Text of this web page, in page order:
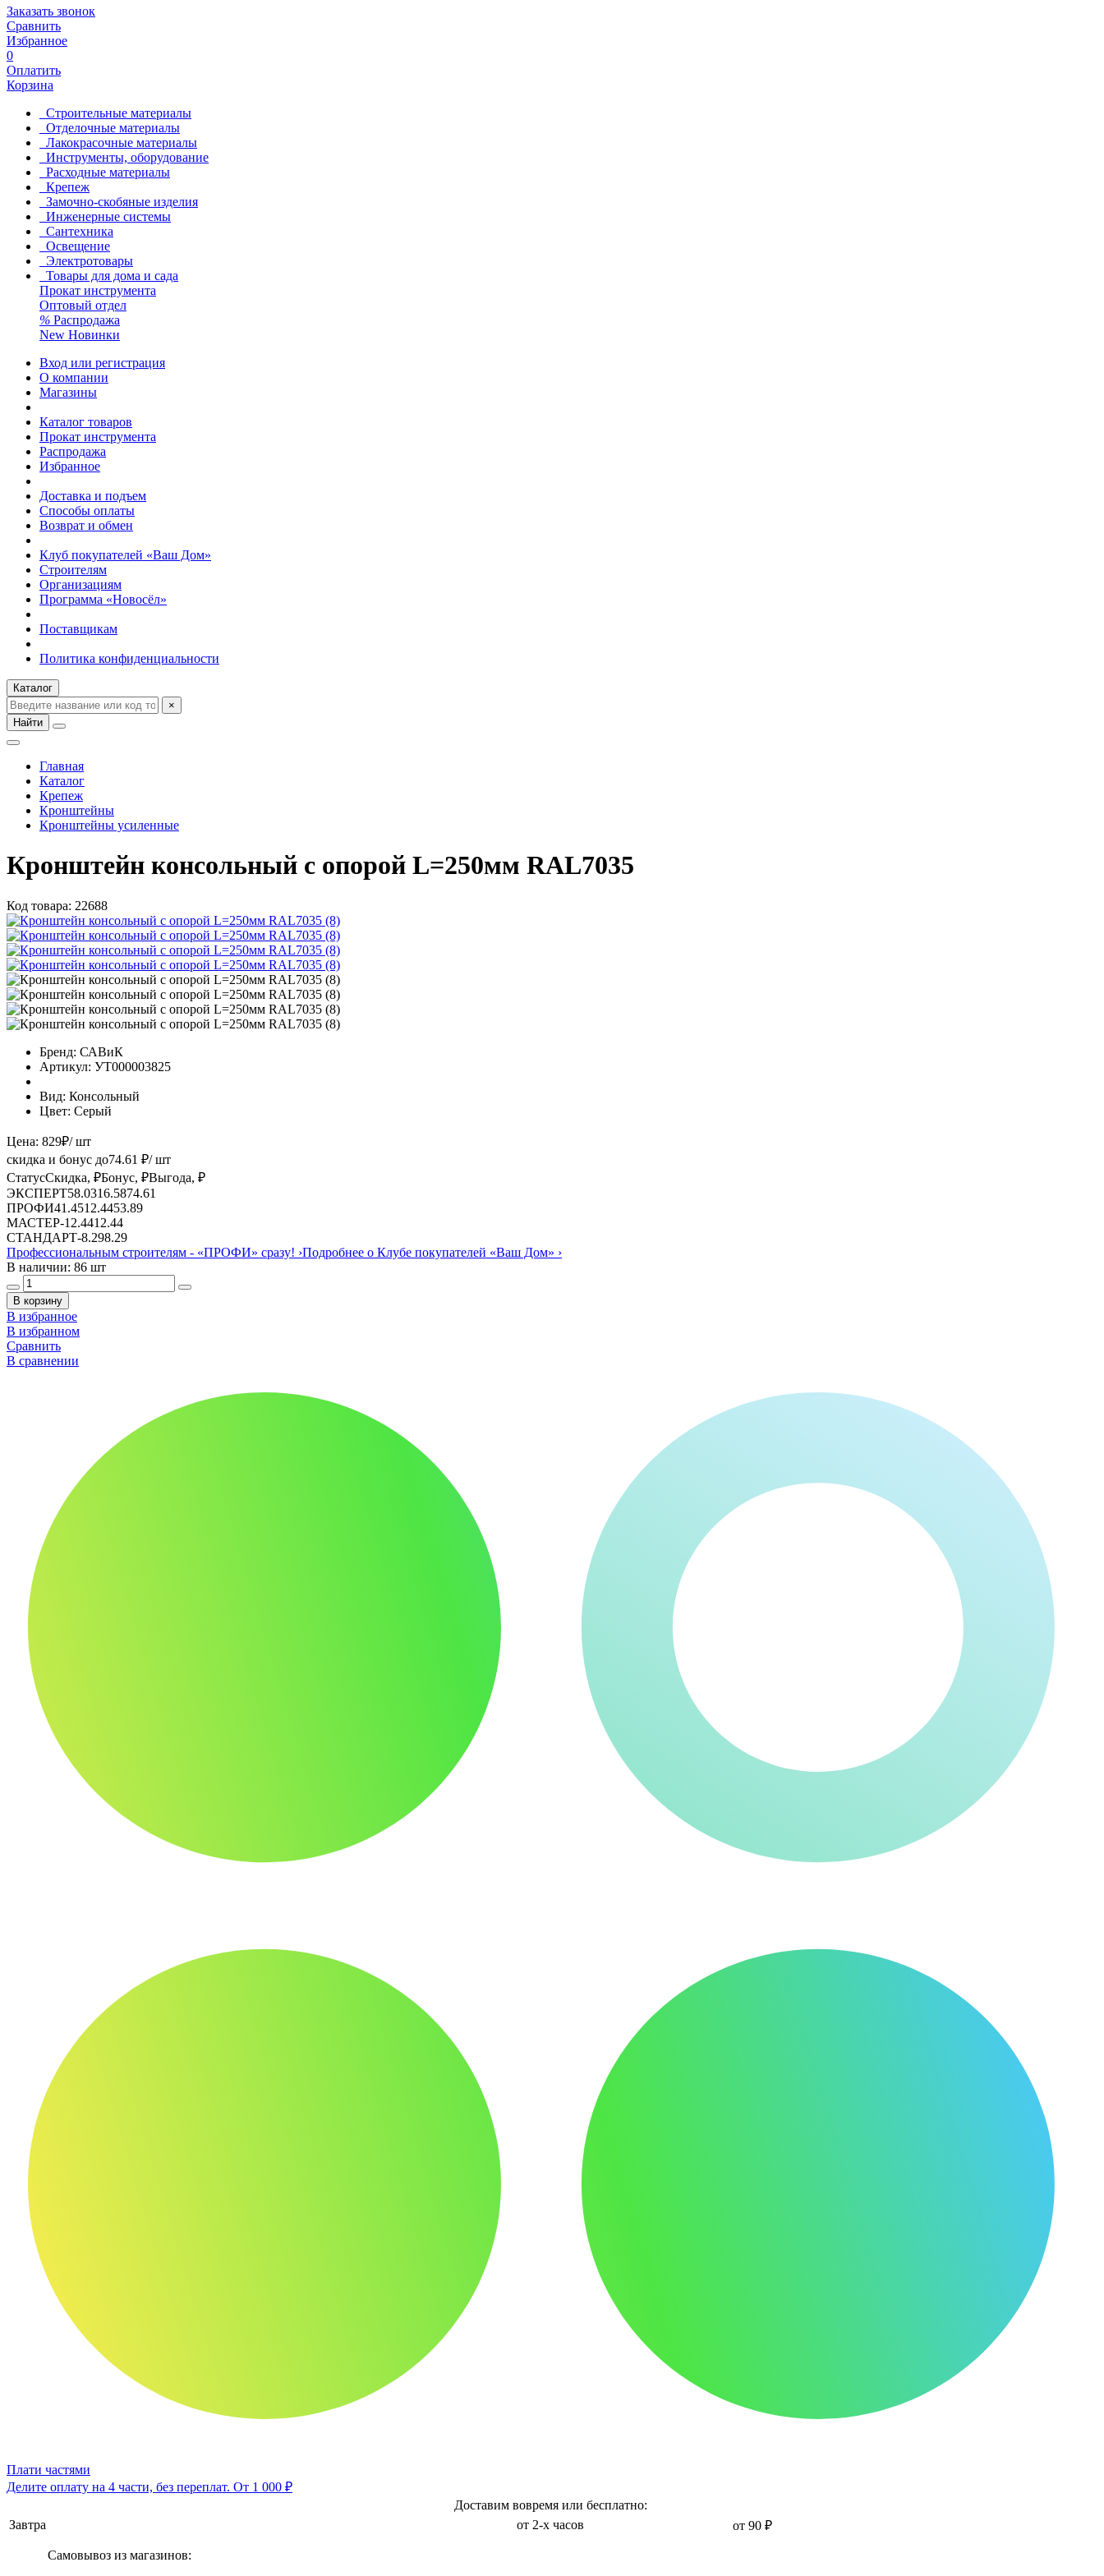
Заказать звонок
Сравнить
Избранное
0
Оплатить
Корзина
Строительные материалы
Отделочные материалы
Лакокрасочные материалы
Инструменты, оборудование
Расходные материалы
Крепеж
Замочно-скобяные изделия
Инженерные системы
Сантехника
Освещение
Электротовары
Товары для дома и сада
Прокат инструмента
Оптовый отдел
% Распродажа
New Новинки
Вход или регистрация
О компании
Магазины
Каталог товаров
Прокат инструмента
Распродажа
Избранное
Доставка и подъем
Способы оплаты
Возврат и обмен
Клуб покупателей «Ваш Дом»
Строителям
Организациям
Программа «Новосёл»
Поставщикам
Политика конфиденциальности
Каталог
×
Найти
Главная
Каталог
Крепеж
Кронштейны
Кронштейны усиленные
Кронштейн консольный с опорой L=250мм RAL7035
Код товара: 22688
Бренд: САВиК
Артикул: УТ000003825
Вид: Консольный
Цвет: Серый
Цена: 829₽/ шт
скидка и бонус до74.61 ₽/ шт
СтатусСкидка, ₽Бонус, ₽Выгода, ₽
ЭКСПЕРТ58.0316.5874.61
ПРОФИ41.4512.4453.89
МАСТЕР-12.4412.44
СТАНДАРТ-8.298.29
Профессиональным строителям - «ПРОФИ» сразу! ›Подробнее о Клубе покупателей «Ваш Дом» ›
В наличии: 86 шт
В корзину
В избранное
В избранном
Сравнить
В сравнении
Плати частями
Делите оплату на 4 части, без переплат. От 1 000 ₽
Доставим вовремя или бесплатно:
Завтра
от 2-х часов от 90 ₽
Самовывоз из магазинов: